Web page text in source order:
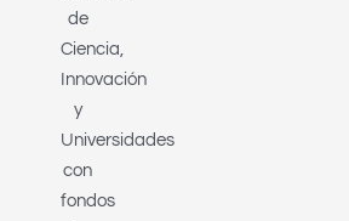
de
Ciencia,
Innovación
y
Universidades
con
fondos